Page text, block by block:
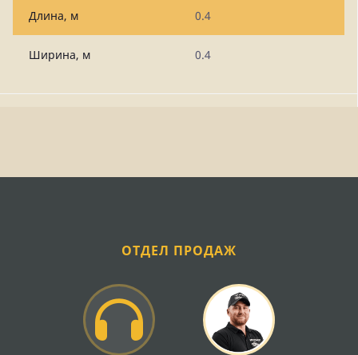
Длина, м 0.4
Ширина, м 0.4
ОТДЕЛ ПРОДАЖ